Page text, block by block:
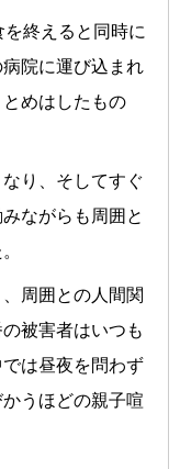
終えると同時に
院に運び込まれ
めはしたもの
り、そしてすぐ
ながらも周囲と
周囲との人間関
被害者はいつも
は昼夜を問わず
うほどの親子喧